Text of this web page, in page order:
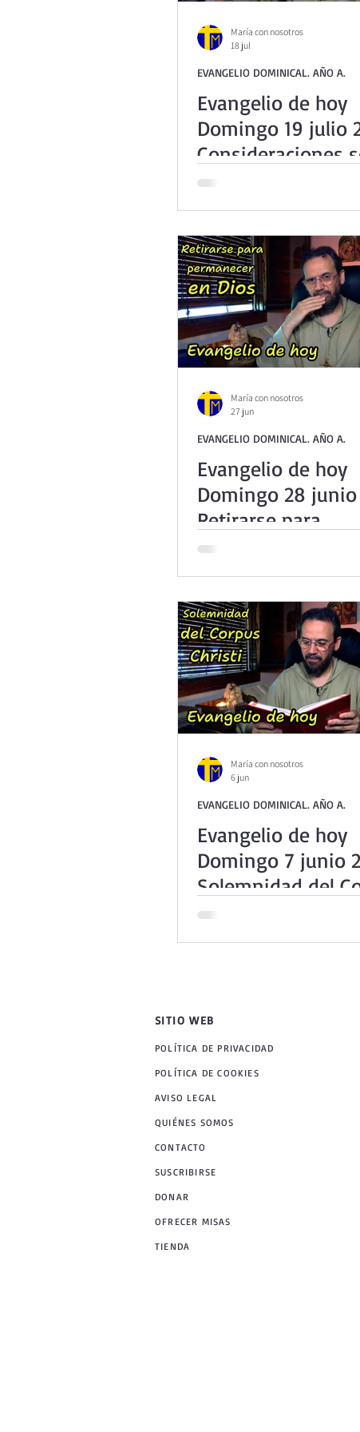
María con nosotros
18 jul
EVANGELIO DOMINICAL. AÑO A.
Evangelio de hoy
Domingo 19 julio
Consideraciones
Juicio final (Mt
María con nosotros
27 jun
EVANGELIO DOMINICAL. AÑO A.
Evangelio de hoy
Domingo 28 junio
Retirarse para
permanecer en
10,37-42)
María con nosotros
6 jun
EVANGELIO DOMINICAL. AÑO A.
Evangelio de hoy
Domingo 7 junio
Solemnidad del
Christi (Jn 6,51-58)
SITIO WEB
POLÍTICA DE PRIVACIDAD
POLÍTICA DE COOKIES
AVISO LEGAL
QUIÉNES SOMOS
CONTACTO
SUSCRIBIRSE
DONAR
OFRECER MISAS
TIENDA